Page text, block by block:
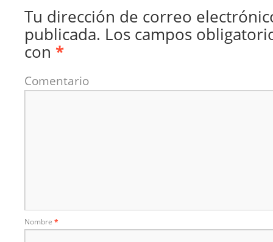
Tu dirección de correo
publicada. Los campos
con *
Comentario
Nombre *